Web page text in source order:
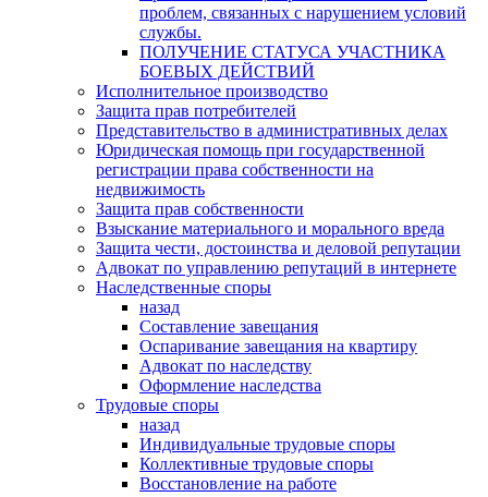
проблем, связанных с нарушением условий
службы.
ПОЛУЧЕНИЕ СТАТУСА УЧАСТНИКА
БОЕВЫХ ДЕЙСТВИЙ
Исполнительное производство
Защита прав потребителей
Представительство в административных делах
Юридическая помощь при государственной
регистрации права собственности на
недвижимость
Защита прав собственности
Взыскание материального и морального вреда
Защита чести, достоинства и деловой репутации
Адвокат по управлению репутаций в интернете
Наследственные споры
назад
Составление завещания
Оспаривание завещания на квартиру
Адвокат по наследству
Оформление наследства
Трудовые споры
назад
Индивидуальные трудовые споры
Коллективные трудовые споры
Восстановление на работе